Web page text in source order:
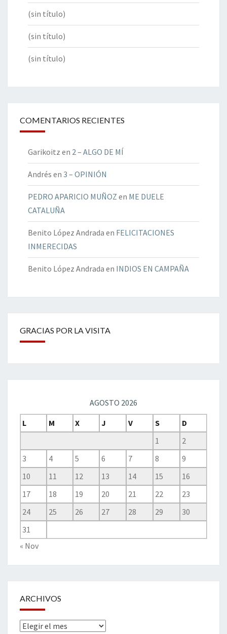
(sin título)
(sin título)
(sin título)
COMENTARIOS RECIENTES
Garikoitz en 2 – ALGO DE MÍ
Andrés en 3 – OPINIÓN
PEDRO APARICIO MUÑOZ en ME DUELE
CATALUÑA
Benito López Andrada en FELICITACIONES
INMERECIDAS
Benito López Andrada en INDIOS EN CAMPAÑA
GRACIAS POR LA VISITA
AGOSTO 2026
L
M X J V S
D
1
2
3
4 5 6 7 8
9
10
11 12 13 14 15
16
17
18 19 20 21 22
23
24
25 26 27 28 29
30
31
« Nov
ARCHIVOS
Archivos